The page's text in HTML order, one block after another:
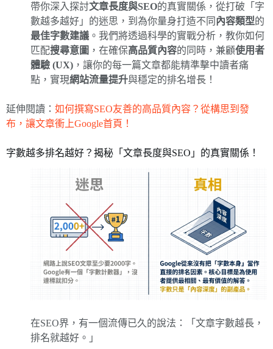
帶你深入探討文章長度與SEO的真實關係，從打破「字
數越多越好」的迷思，到為你量身打造不同 內容類型的
最佳字數建議 。我們將透過科學的實戰分析，教你如何
匹配搜尋意圖 ，在確保高品質內容的同時，兼顧使用者
體驗 (UX) ，讓你的每一篇文章都能精準擊中讀者痛
點，實現網站流量提升與穩定的排名增長！
延伸閱讀： 如何撰寫SEO友善的高品質內容？從構思到發
布，讓文章衝上Google首頁！
字數越多排名越好？揭秘「文章長度與SEO」的真實關係！
在SEO界，有一個流傳已久的說法：「文章字數越長，
排名就越好。」